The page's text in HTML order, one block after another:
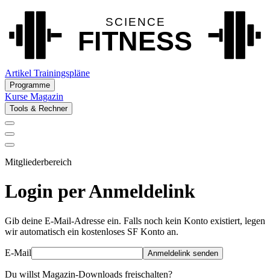
Artikel Trainingspläne
Programme
Kurse Magazin
Tools & Rechner
Mitgliederbereich
Login per Anmeldelink
Gib deine E-Mail-Adresse ein. Falls noch kein Konto existiert, legen
wir automatisch ein kostenloses SF Konto an.
E-Mail Anmeldelink senden
Du willst Magazin-Downloads freischalten?